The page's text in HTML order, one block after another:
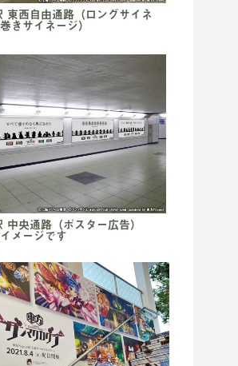
東西自由通路（ロングサイネ
きサイネージ）
中央通路（ポスター広告）
メージです